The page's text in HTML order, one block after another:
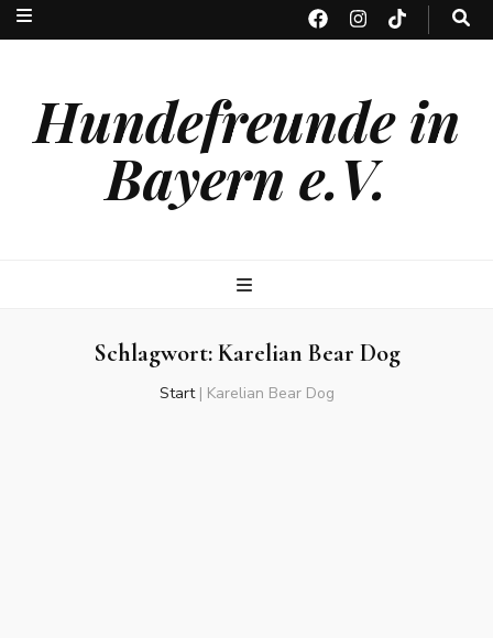
Hundefreunde in
Bayern e.V.
Schlagwort:Karelian Bear Dog
Start | Karelian Bear Dog